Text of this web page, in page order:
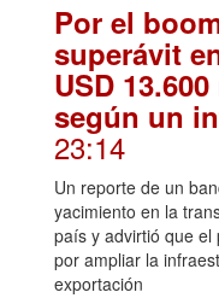
Por el
superávit
USD
según un
23:14
Un reporte de un
yacimiento en la
país y advirtió que
por ampliar la
exportación